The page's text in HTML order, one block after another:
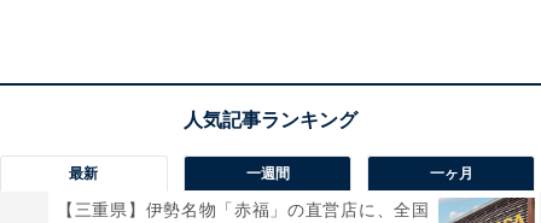
最新 一週間 一ヶ月
【三重県】伊勢名物「赤福」の直営店に、全国